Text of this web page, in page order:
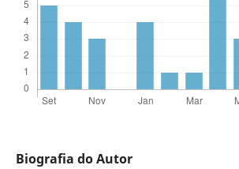
Biografia do Autor